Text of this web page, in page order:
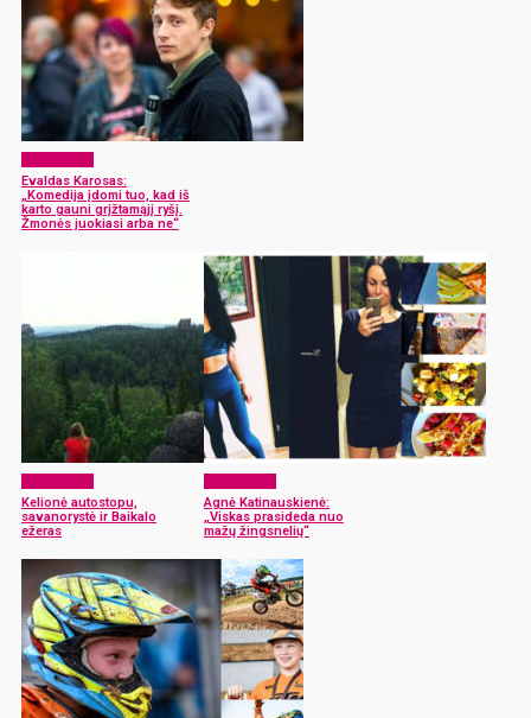
Evaldas Karosas:
„Komedija įdomi tuo, kad iš
karto gauni grįžtamąjį ryšį.
Žmonės juokiasi arba ne“
Kelionė autostopu,
savanorystė ir Baikalo
ežeras
Agnė Katinauskienė:
„Viskas prasideda nuo
mažų žingsnelių“